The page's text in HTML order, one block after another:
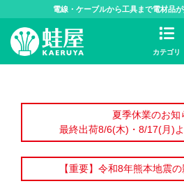
電線・ケーブルから工具まで電材品
カテゴリ
夏季休業のお知
最終出荷8/6(木)・8/17(月)
【重要】令和8年熊本地震